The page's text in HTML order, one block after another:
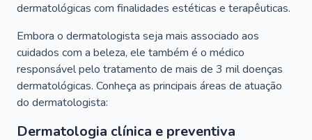
dermatológicas com finalidades estéticas e terapêuticas.
Embora o dermatologista seja mais associado aos
cuidados com a beleza, ele também é o médico
responsável pelo tratamento de mais de 3 mil doenças
dermatológicas. Conheça as principais áreas de atuação
do dermatologista:
Dermatologia clínica e preventiva